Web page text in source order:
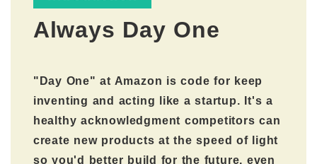
Always Day One
"Day One" at Amazon is code for keep
inventing and acting like a startup. It's a
healthy acknowledgment competitors can
create new products at the speed of light
so you'd better build for the future, even